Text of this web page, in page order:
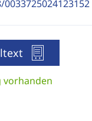
0033725024123152
vorhanden